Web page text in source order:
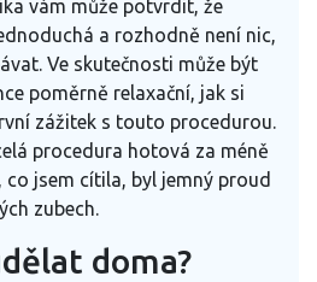
vám může potvrdit, že
a rozhodně není nic,
Ve skutečnosti může být
poměrně relaxační, jak si
zážitek s touto procedurou.
procedura hotová za méně
co jsem cítila, byl jemný proud
zubech.
doma?